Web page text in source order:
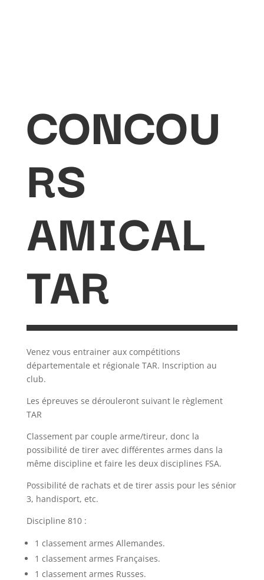
CONCOU
RS
AMICAL
TAR
Venez vous entrainer aux compétitions
départementale et régionale TAR. Inscription au
club.
Les épreuves se dérouleront suivant le règlement
TAR
Classement par couple arme/tireur, donc la
possibilité de tirer avec différentes armes dans la
même discipline et faire les deux disciplines FSA.
Possibilité de rachats et de tirer assis pour les sénior
3, handisport, etc.
Discipline 810 :
1 classement armes Allemandes.
1 classement armes Françaises.
1 classement armes Russes.